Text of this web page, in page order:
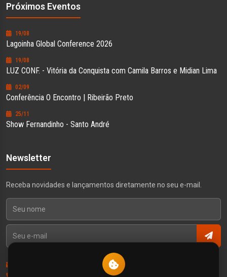
Próximos Eventos
19/08
Lagoinha Global Conference 2026
19/08
LUZ CONF. - Vitória da Conquista com Camila Barros e Midian Lima
02/09
Conferência O Encontro | Ribeirão Preto
25/11
Show Fernandinho - Santo André
Newsletter
Receba novidades e lançamentos diretamente no seu e-mail.